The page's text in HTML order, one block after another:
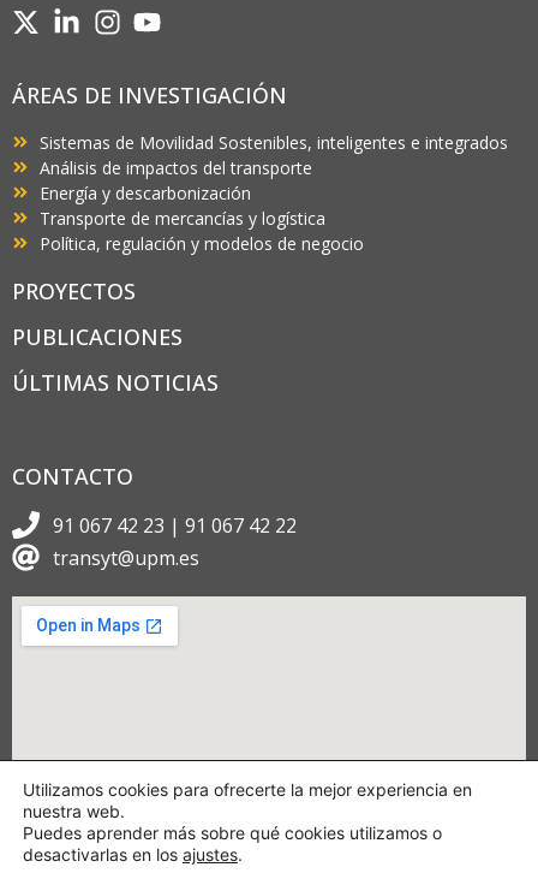
ÁREAS DE INVESTIGACIÓN
Sistemas de Movilidad Sostenibles, inteligentes e integrados
Análisis de impactos del transporte
Energía y descarbonización
Transporte de mercancías y logística
Política, regulación y modelos de negocio
PROYECTOS
PUBLICACIONES
ÚLTIMAS NOTICIAS
CONTACTO
91 067 42 23 | 91 067 42 22
transyt@upm.es
Utilizamos cookies para ofrecerte la mejor experiencia en
nuestra web.
Puedes aprender más sobre qué cookies utilizamos o
desactivarlas en los ajustes.